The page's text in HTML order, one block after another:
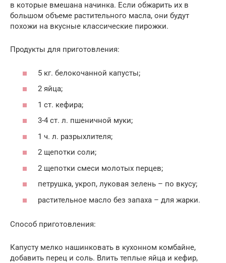
в которые вмешана начинка. Если обжарить их в
большом объеме растительного масла, они будут
похожи на вкусные классические пирожки.
Продукты для приготовления:
5 кг. белокочанной капусты;
2 яйца;
1 ст. кефира;
3-4 ст. л. пшеничной муки;
1 ч. л. разрыхлителя;
2 щепотки соли;
2 щепотки смеси молотых перцев;
петрушка, укроп, луковая зелень – по вкусу;
растительное масло без запаха – для жарки.
Способ приготовления:
Капусту мелко нашинковать в кухонном комбайне,
добавить перец и соль. Влить теплые яйца и кефир,